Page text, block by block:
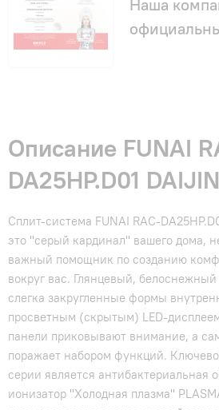
Наша
Описание FUNAI
DA25HP.D01 DAIJIN
Сплит-система FUNAI RAC-
это "серый кардинал" вашего дома,
важный помощник по созданию
вокруг вас. Глянцевый,
слегка закругленные формы
просветным (скрытым) LED-
панели приковывают внимание, а
поражает набором функций.
серии является антибактериальная
ионизатор "Холодная плазма"